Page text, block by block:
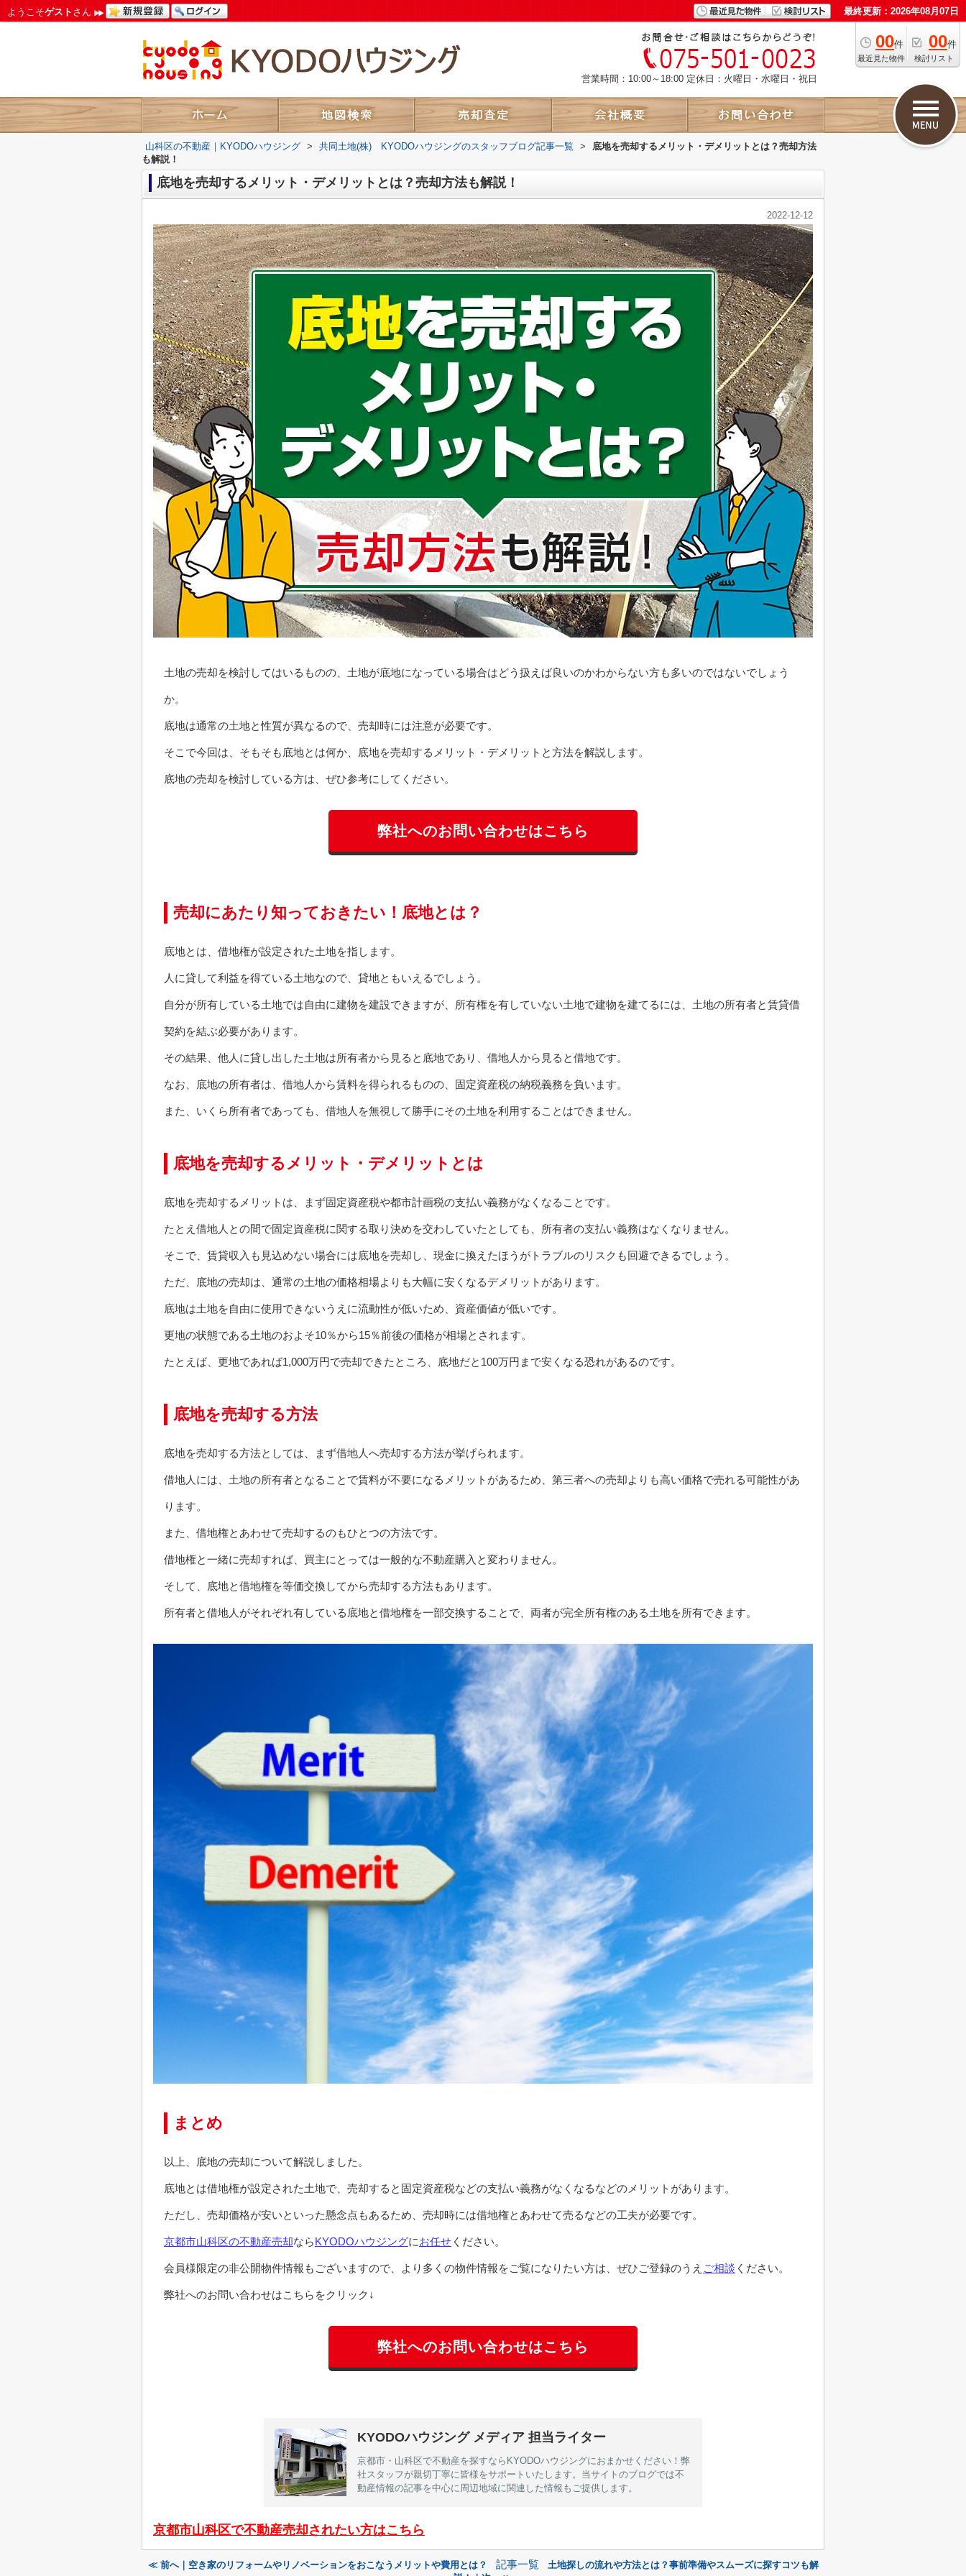
ようこそゲストさん 最終更新：2026年08月07日
00件
最近見た物件
00件
検討リスト
営業時間：10:00～18:00 定休日：火曜日・水曜日・祝日
山科区の不動産｜KYODOハウジング > 共同土地(株) KYODOハウジングのスタッフブログ記事一覧 >
底地を売却するメリット・デメリットとは？売却方法
も解説！
底地を売却するメリット・デメリットとは？売却方法も解説！
2022-12-12
土地の売却を検討してはいるものの、土地が底地になっている場合はどう扱えば良いのかわからない方も多いのではないでしょう
か。
底地は通常の土地と性質が異なるので、売却時には注意が必要です。
そこで今回は、そもそも底地とは何か、底地を売却するメリット・デメリットと方法を解説します。
底地の売却を検討している方は、ぜひ参考にしてください。
弊社へのお問い合わせはこちら
売却にあたり知っておきたい！底地とは？
底地とは、借地権が設定された土地を指します。
人に貸して利益を得ている土地なので、貸地ともいえるでしょう。
自分が所有している土地では自由に建物を建設できますが、所有権を有していない土地で建物を建てるには、土地の所有者と賃貸借
契約を結ぶ必要があります。
その結果、他人に貸し出した土地は所有者から見ると底地であり、借地人から見ると借地です。
なお、底地の所有者は、借地人から賃料を得られるものの、固定資産税の納税義務を負います。
また、いくら所有者であっても、借地人を無視して勝手にその土地を利用することはできません。
底地を売却するメリット・デメリットとは
底地を売却するメリットは、まず固定資産税や都市計画税の支払い義務がなくなることです。
たとえ借地人との間で固定資産税に関する取り決めを交わしていたとしても、所有者の支払い義務はなくなりません。
そこで、賃貸収入も見込めない場合には底地を売却し、現金に換えたほうがトラブルのリスクも回避できるでしょう。
ただ、底地の売却は、通常の土地の価格相場よりも大幅に安くなるデメリットがあります。
底地は土地を自由に使用できないうえに流動性が低いため、資産価値が低いです。
更地の状態である土地のおよそ10％から15％前後の価格が相場とされます。
たとえば、更地であれば1,000万円で売却できたところ、底地だと100万円まで安くなる恐れがあるのです。
底地を売却する方法
底地を売却する方法としては、まず借地人へ売却する方法が挙げられます。
借地人には、土地の所有者となることで賃料が不要になるメリットがあるため、第三者への売却よりも高い価格で売れる可能性があ
ります。
また、借地権とあわせて売却するのもひとつの方法です。
借地権と一緒に売却すれば、買主にとっては一般的な不動産購入と変わりません。
そして、底地と借地権を等価交換してから売却する方法もあります。
所有者と借地人がそれぞれ有している底地と借地権を一部交換することで、両者が完全所有権のある土地を所有できます。
まとめ
以上、底地の売却について解説しました。
底地とは借地権が設定された土地で、売却すると固定資産税などの支払い義務がなくなるなどのメリットがあります。
ただし、売却価格が安いといった懸念点もあるため、売却時には借地権とあわせて売るなどの工夫が必要です。
京都市山科区の不動産売却なら KYODOハウジングにお任せ ください。
会員様限定の非公開物件情報もございますので、より多くの物件情報をご覧になりたい方は、ぜひご登録のうえ ご相談 ください。
弊社へのお問い合わせはこちらをクリック↓
弊社へのお問い合わせはこちら
KYODOハウジング メディア 担当ライター
京都市・山科区で不動産を探すならKYODOハウジングにおまかせください！弊
社スタッフが親切丁寧に皆様をサポートいたします。当サイトのブログでは不
動産情報の記事を中心に周辺地域に関連した情報もご提供します。
京都市山科区で不動産売却されたい方はこちら
≪ 前へ｜空き家のリフォームやリノベーションをおこなうメリットや費用とは？ 記事一覧
土地探しの流れや方法とは？事前準備やスムーズに探すコツも解